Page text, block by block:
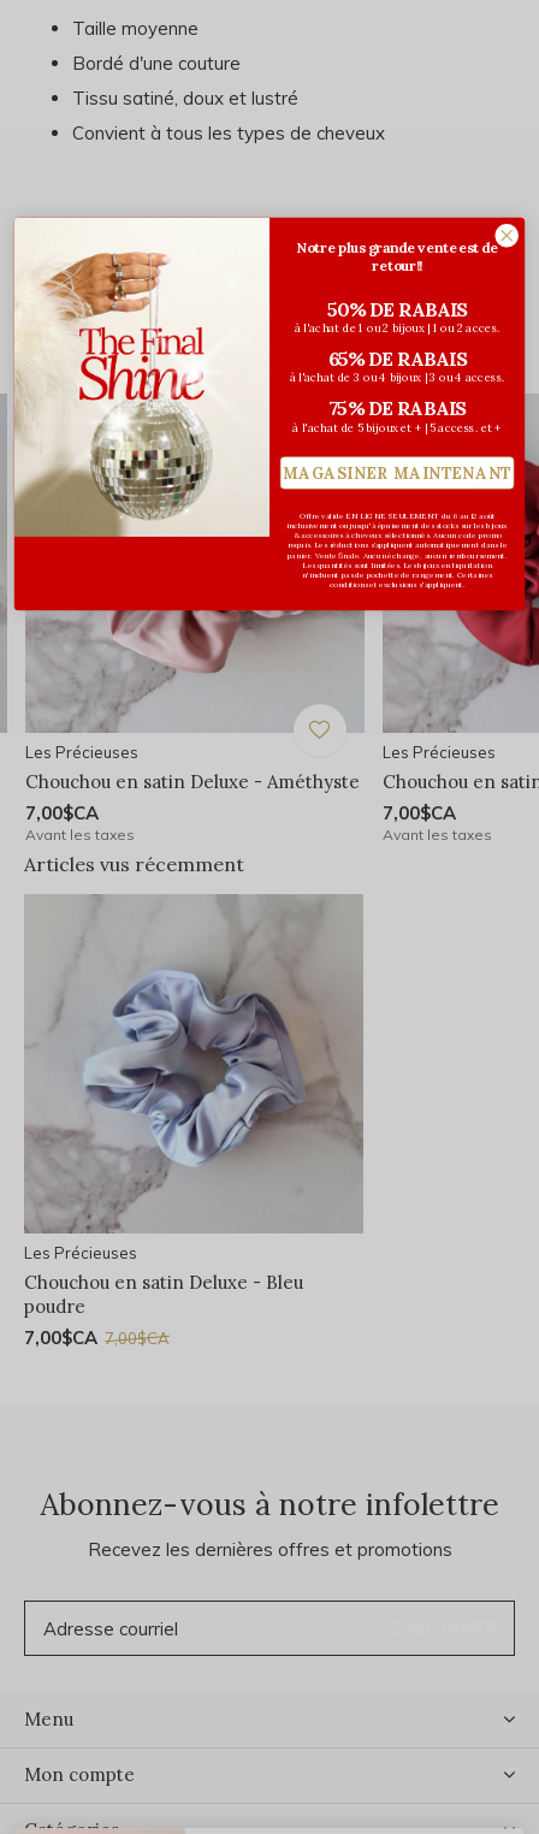
Taille moyenne
Bordé d'une couture
Tissu satiné, doux et lustré
Convient à tous les types de cheveux
Vous pourriez aussi aimer...
Les Précieuses
Chouchou en satin Deluxe - Améthyste
7,00$CA
Avant les taxes
Les Précieuses
Chouchou en
7,00$CA
Avant les taxes
Articles vus récemment
Les Précieuses
Chouchou en satin Deluxe - Bleu
poudre
7,00$CA 7,00$CA
Abonnez-vous à notre infolettre
Recevez les dernières offres et promotions
Menu
Mon compte
Notre plus grande vente est de
retour!!
50% DE RABAIS
à l'achat de 1 ou 2 bijoux | 1 ou 2 acces.
65% DE RABAIS
à l'achat de 3 ou 4 bijoux | 3 ou 4 access.
75% DE RABAIS
à l'achat de 5 bijoux et + | 5 access. et +
MAGASINER MAINTENANT
Offre valide EN LIGNE SEULEMENT du 6 au 12 août
inclusivement ou jusqu'à épuisement des stocks sur les bijoux
& accessoires à cheveux sélectionnés. Aucun code promo
requis. Les réductions s’appliquent automatiquement dans le
panier. Vente finale. Aucun échange, aucun remboursement.
Les quantités sont limitées. Les bijoux en liquidation
n'incluent pas de pochette de rangement. Certaines
conditions et exclusions s'appliquent.